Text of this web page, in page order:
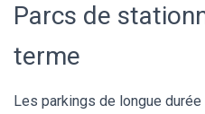
Parcs de
terme
Les parkings de longue